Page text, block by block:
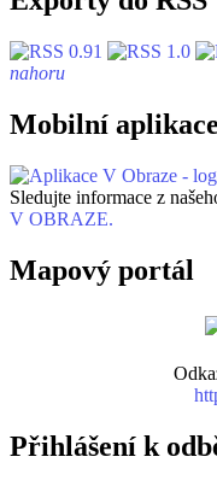
nahoru
Mobilní aplikace
Sledujte informace z
V OBRAZE.
Mapový portál
Přihlášení k